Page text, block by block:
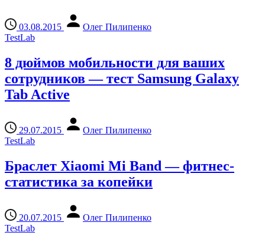
03.08.2015
Олег Пилипенко
TestLab
8 дюймов мобильности для ваших
сотрудников — тест Samsung Galaxy
Tab Active
29.07.2015
Олег Пилипенко
TestLab
Браслет Xiaomi Mi Band — фитнес-
статистика за копейки
20.07.2015
Олег Пилипенко
TestLab